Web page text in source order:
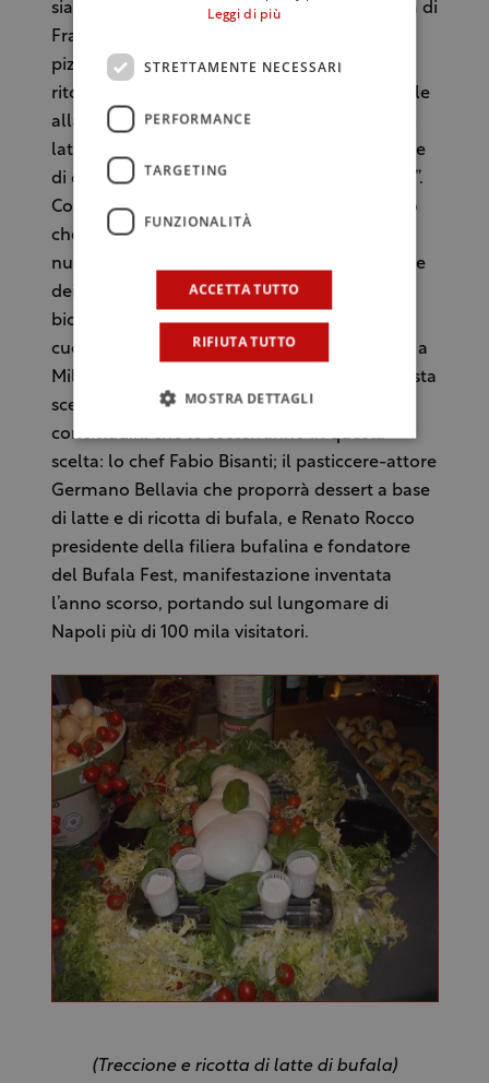
siamo impegnati a rivedere tutta la proposta di
Fratelli la Bufala, ovviamente sempre con la
pizza al centro dei nostri menù ma con il
ritorno alle origini cioè, a privilegiare l’animale
alla base dell’idea di Marotta e che, a parte il
latte, è stato un po’ trascurato come fornitore
di carne, che oltretutto è priva di colesterolo”.
Così, con un’offerta più ampia – ci penserà lo
chef Fabio Bisanti a realizzare le ricette del
nuovo menù – “ampliamo anche la selezione
dei prodotti nazionali, prevalentemente
biologici, che saranno utilizzati nelle nostre
cucine”, dice l’imprenditore napoletano. Che a
Milano, per sottolineare l’importanza di questa
scelta, si è fatto accompagnare da altri tre
concittadini che lo sosterranno in questa
scelta: lo chef Fabio Bisanti; il pasticcere-attore
Germano Bellavia che proporrà dessert a base
di latte e di ricotta di bufala, e Renato Rocco
presidente della filiera bufalina e fondatore
del Bufala Fest, manifestazione inventata
l’anno scorso, portando sul lungomare di
Napoli più di 100 mila visitatori.
(Treccione e ricotta di latte di bufala)
Leggi di più
STRETTAMENTE NECESSARI
PERFORMANCE
TARGETING
FUNZIONALITÀ
ACCETTA TUTTO
RIFIUTA TUTTO
MOSTRA DETTAGLI